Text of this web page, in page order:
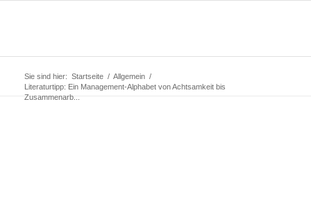
Sie sind hier: Startseite / Allgemein /
Literaturtipp: Ein Management-Alphabet von Achtsamkeit bis
Zusammenarb...